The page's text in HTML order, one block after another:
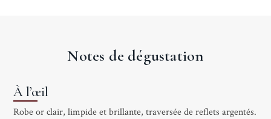
Notes de dégustation
À l’œil
Robe or clair, limpide et brillante, traversée de reflets argentés.